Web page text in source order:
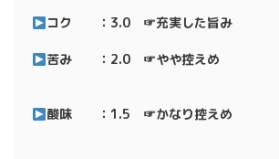
コク ：3.0 ☞充実した旨み
苦み ：2.0 ☞やや控えめ
酸味 ：1.5 ☞かなり控えめ